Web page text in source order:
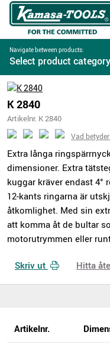
Navigate between products:
Select product category
K 2840
Artikelnr. K 2840
Vad
Extra långa
dimensioner. Extra
kuggar kräver endast 4°
12-kants ringarna är
åtkomlighet. Med sin
att komma åt de bultar
motorutrymmen eller
Skriv ut Hitta
Artikelnr.